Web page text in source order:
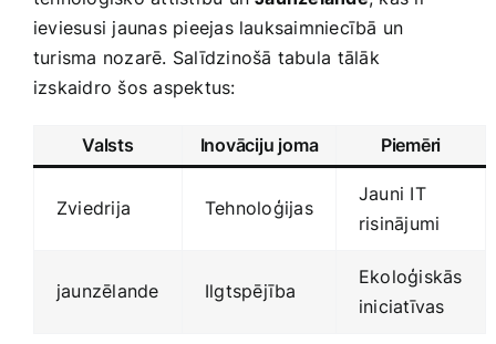
ieviesusi jaunas pieejas lauksaimniecībā ‍un
turisma nozarē. Salīdzinošā tabula ⁣tālāk
izskaidro ‌šos ​aspektus:
Valsts Inovāciju joma Piemēri
Zviedrija Tehnoloģijas
Jauni IT
risinājumi
jaunzēlande Ilgtspējība
Ekoloģiskās
iniciatīvas